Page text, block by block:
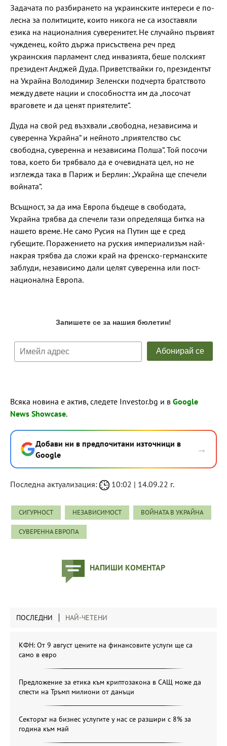
Задачата по разбирането на украинските интереси е по-
лесна за политиците, които никога не са изоставяли
езика на националния суверенитет. Не случайно първият
чужденец, който държа присъствена реч пред
украинския парламент след инвазията, беше полският
президент Анджей Дуда. Приветствайки го, президентът
на Украйна Володимир Зеленски подчерта братството
между двете нации и способността им да „посочат
враговете и да ценят приятелите“.
Дуда на свой ред възхвали „свободна, независима и
суверенна Украйна“ и нейното „приятелство със
свободна, суверенна и независима Полша“. Той посочи
това, което би трябвало да е очевидната цел, но не
изглежда така в Париж и Берлин: „Украйна ще спечели
войната“.
Всъщност, за да има Европа бъдеще в свободата,
Украйна трябва да спечели тази определяща битка на
нашето време. Не само Русия на Путин ще е сред
губещите. Поражението на руския империализъм най-
накрая трябва да сложи край на френско-германските
заблуди, независимо дали целят суверенна или пост-
национална Европа.
Всяка новина е актив, следете Investor.bg и в Google
News Showcase.
Добави ни в предпочитани източници в
Google
→
Последна актуализация: 10:02 | 14.09.22 г.
СИГУРНОСТ НЕЗАВИСИМОСТ ВОЙНАТА В УКРАЙНА
СУВЕРЕННА ЕВРОПА
НАПИШИ КОМЕНТАР
ПОСЛЕДНИ НАЙ-ЧЕТЕНИ
КФН: От 9 август цените на финансовите услуги ще са
само в евро
Предложение за етика към криптозакона в САЩ може да
спести на Тръмп милиони от данъци
Секторът на бизнес услугите у нас се разшири с 8% за
година към май